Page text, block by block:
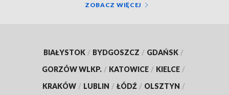
ZOBACZ WIĘCEJ
BIAŁYSTOK / BYDGOSZCZ / GDAŃSK /
GORZÓW WLKP. / KATOWICE / KIELCE /
KRAKÓW / LUBLIN / ŁÓDŹ / OLSZTYN /